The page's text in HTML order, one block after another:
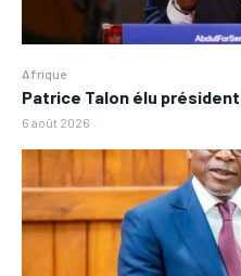
Afrique
Patrice Talon élu
6 août 2026